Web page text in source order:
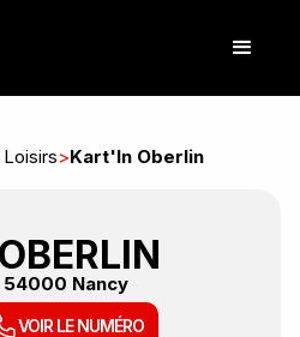
>Kart'In Oberlin
54000 Nancy
VOIR LE NUMÉRO